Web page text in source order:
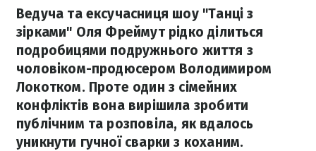
Ведуча та ексучасниця шоу "Танці з
зірками" Оля Фреймут рідко ділиться
подробицями подружнього життя з
чоловіком-продюсером Володимиром
Локотком. Проте один з сімейних
конфліктів вона вирішила зробити
публічним та розповіла, як вдалось
уникнути гучної сварки з коханим.